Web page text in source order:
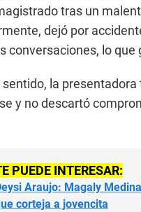
tras un
dejó por
conversaciones, lo
sentido, la
y no descartó
PUEDE INTERESAR:
Araujo: Magaly
corteja a jovencita